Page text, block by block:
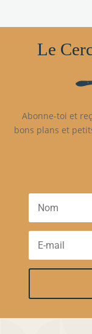
Le
Abonne-toi et
bons plans et